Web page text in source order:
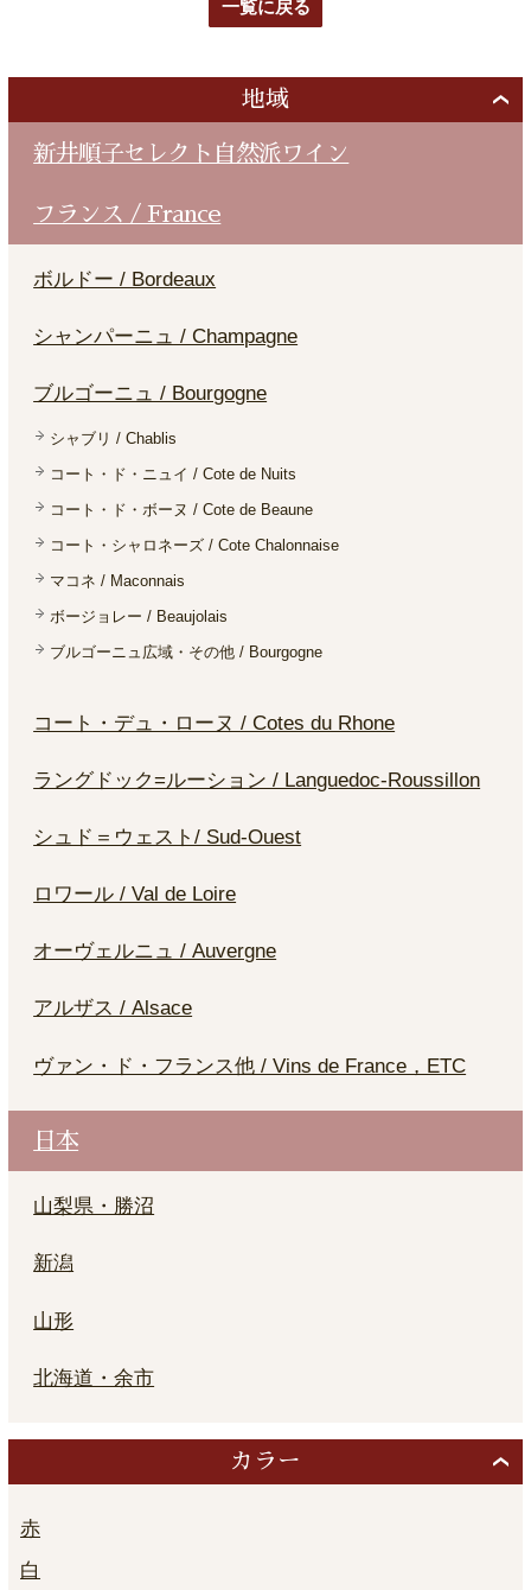
一覧に戻る
地域
新井順子セレクト自然派ワイン
フランス / France
ボルドー / Bordeaux
シャンパーニュ / Champagne
ブルゴーニュ / Bourgogne
シャブリ / Chablis
コート・ド・ニュイ / Cote de Nuits
コート・ド・ボーヌ / Cote de Beaune
コート・シャロネーズ / Cote Chalonnaise
マコネ / Maconnais
ボージョレー / Beaujolais
ブルゴーニュ広域・その他 / Bourgogne
コート・デュ・ローヌ / Cotes du Rhone
ラングドック=ルーション / Languedoc-Roussillon
シュド＝ウェスト/ Sud-Ouest
ロワール / Val de Loire
オーヴェルニュ / Auvergne
アルザス / Alsace
ヴァン・ド・フランス他 / Vins de France，ETC
日本
山梨県・勝沼
新潟
山形
北海道・余市
カラー
赤
白